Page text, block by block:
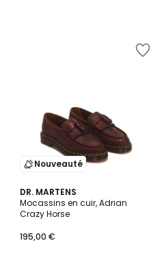
Nouveauté
DR. MARTENS
Mocassins en cuir, Adrian
Crazy Horse
195,00 €